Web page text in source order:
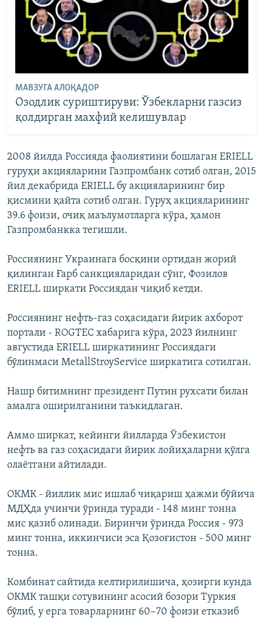
МАВЗУГА АЛОҚАДОР
Озодлик суриштируви: Ўзбекларни газсиз
қолдирган махфий келишувлар
2008 йилда Россияда фаолиятини бошлаган ERIELL
гуруҳи акцияларини Газпромбанк сотиб олган, 2015
йил декабрида ERIELL бу акцияларининг бир
қисмини қайта сотиб олган. Гуруҳ акцияларининг
39.6 фоизи, очиқ маълумотларга кўра, ҳамон
Газпромбанкка тегишли.
Россиянинг Украинага босқини ортидан жорий
қилинган Ғарб санкцияларидан сўнг, Фозилов
ERIELL ширкати Россиядан чиқиб кетди.
Россиянинг нефть-газ соҳасидаги йирик ахборот
портали - ROGTEC хабарига кўра, 2023 йилнинг
августида ERIELL ширкатининг Россиядаги
бўлинмаси MetallStroyService ширкатига сотилган.
Нашр битимнинг президент Путин рухсати билан
амалга оширилганини таъкидлаган.
Аммо ширкат, кейинги йилларда Ўзбекистон
нефть ва газ соҳасидаги йирик лойиҳаларни қўлга
олаëтгани айтилади.
ОКМК - йиллик мис ишлаб чиқариш ҳажми бўйича
МДҲда учинчи ўринда туради - 148 минг тонна
мис қазиб олинади. Биринчи ўринда Россия - 973
минг тонна, иккинчиси эса Қозоғистон - 500 минг
тонна.
Комбинат сайтида келтирилишича, ҳозирги кунда
ОКМК ташқи сотувининг асосий бозори Туркия
бўлиб, у ерга товарларнинг 60−70 фоизи етказиб